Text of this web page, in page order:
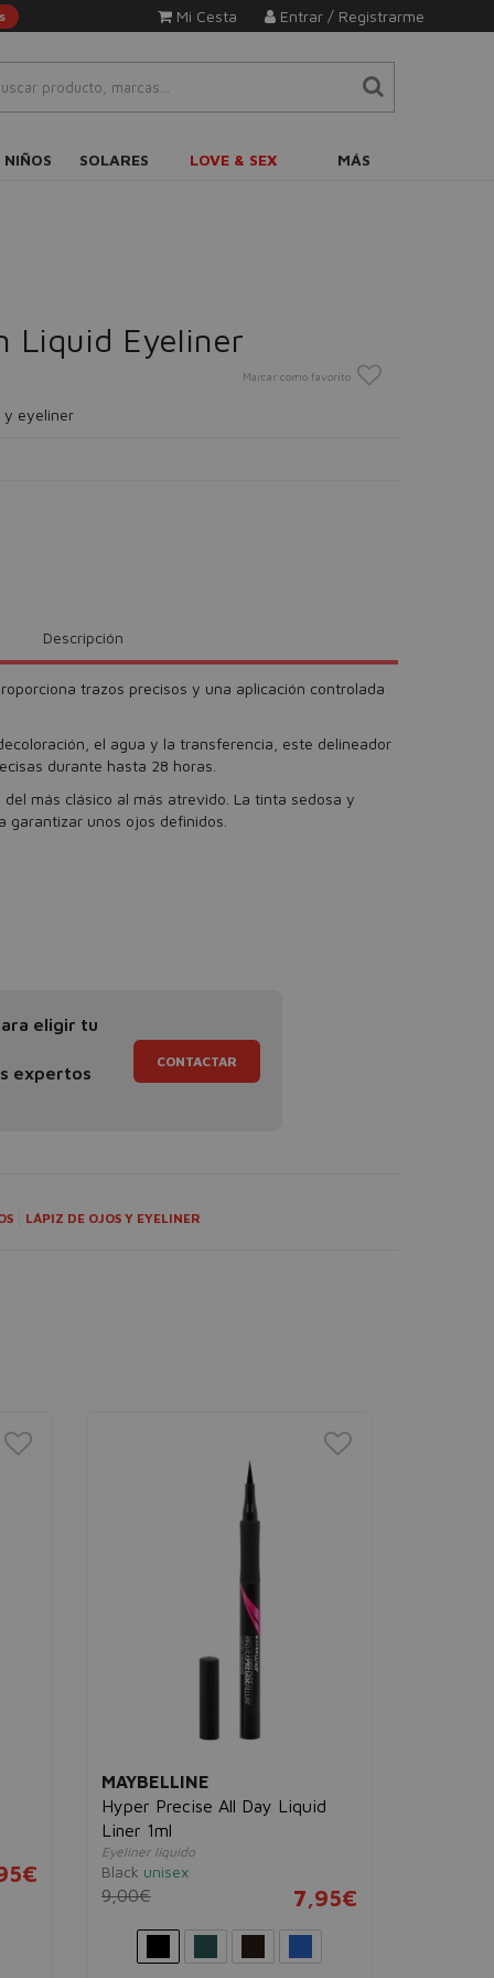
Entrar / Registrarme
Mi Cesta
NIÑOS SOLARES LOVE & SEX MÁS
Liquid Eyeliner
Marcar como favorito
y eyeliner
Descripción
trazos precisos y una aplicación controlada
el agua y la transferencia, este delineador
durante hasta 28 horas.
más clásico al más atrevido. La tinta sedosa y
garantizar unos ojos definidos.
eligir tu
expertos
CONTACTAR
LÁPIZ DE OJOS Y EYELINER
MAYBELLINE
Hyper Precise All Day Liquid
Liner 1ml
Eyeliner líquido
Black unisex
9,00€ 7,95€